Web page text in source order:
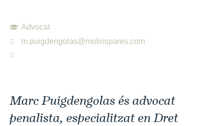
Advocat
m.puigdengolas@molinspares.com
Marc Puigdengolas és advocat
penalista, especialitzat en Dret